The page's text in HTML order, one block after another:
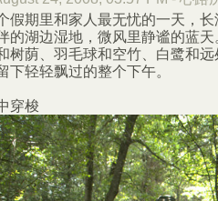
期里和家人最无忧的一天，长
的湖边湿地，微风里静谧的蓝天
荫、羽毛球和空竹、白鹭和远
下轻轻飘过的整个下午。
梭